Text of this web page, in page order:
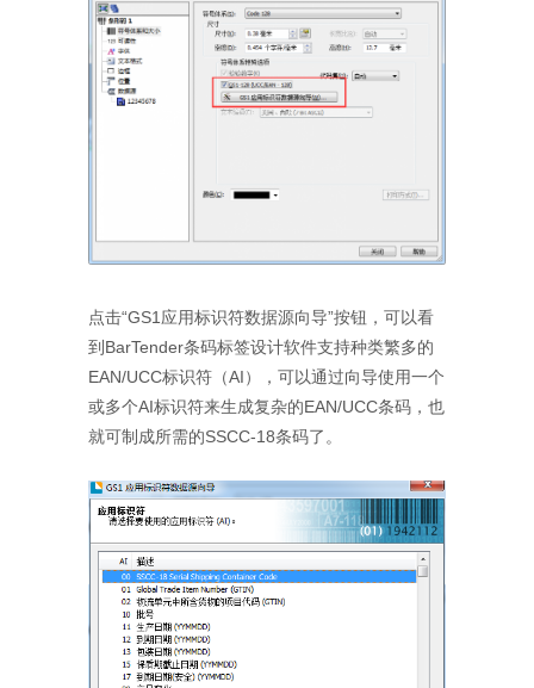
点击“GS1应用标识符数据源向导”按钮，可以看
到BarTender条码标签设计软件支持种类繁多的
EAN/UCC标识符（AI），可以通过向导使用一个
或多个AI标识符来生成复杂的EAN/UCC条码，也
就可制成所需的SSCC-18条码了。